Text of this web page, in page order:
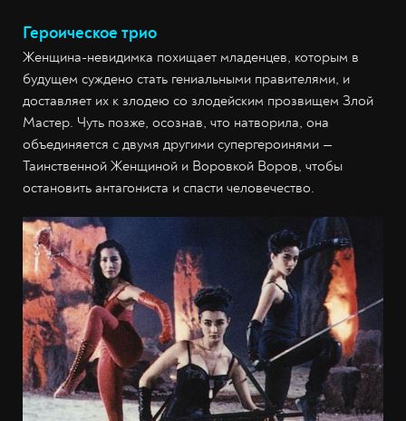
Героическое трио
Женщина-невидимка похищает младенцев, которым в
будущем суждено стать гениальными правителями, и
доставляет их к злодею со злодейским прозвищем Злой
Мастер. Чуть позже, осознав, что натворила, она
объединяется с двумя другими супергероинями —
Таинственной Женщиной и Воровкой Воров, чтобы
остановить антагониста и спасти человечество.